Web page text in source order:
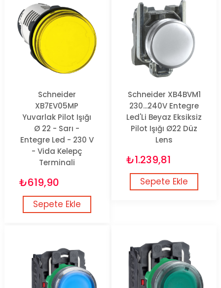
Schneider
XB7EV05MP
Yuvarlak Pilot Işığı
Ø 22 - Sarı -
Entegre Led - 230 V
- Vida Kelepç
Terminali
₺619,90
Sepete Ekle
Schneider XB4BVM1
230...240V Entegre
Led'Li Beyaz Eksiksiz
Pilot Işığı Ø22 Düz
Lens
₺1.239,81
Sepete Ekle